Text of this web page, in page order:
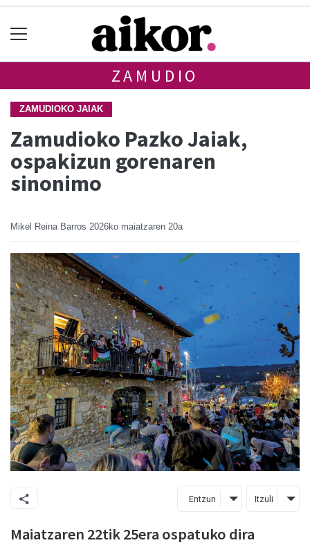
ZAMUDIO
ZAMUDIOKO JAIAK
Zamudioko Pazko Jaiak,
ospakizun gorenaren
sinonimo
Mikel Reina Barros 2026ko maiatzaren 20a
Entzun Itzuli
Maiatzaren 22tik 25era ospatuko dira